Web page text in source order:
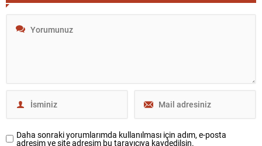
Daha sonraki yorumlarımda kullanılması için adım, e-posta
adresim ve site adresim bu tarayıcıya kaydedilsin.